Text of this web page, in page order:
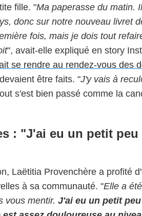
fille. "Ma paperasse du matin.
donc sur notre nouveau livret
fois, mais je dois tout
", avait-elle expliqué en story
se rendre au rendez-vous des
être faits. "J'y vais à
s'est bien passé comme la
: "J'ai eu un petit peu
Laëtitia Provenchère a profité
à sa communauté. "Elle a
vous mentir. J'ai eu un petit